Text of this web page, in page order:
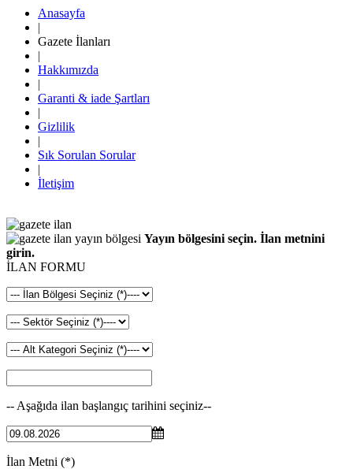
Anasayfa
|
Gazete İlanları
|
Hakkımızda
|
Garanti & iade Şartları
|
Gizlilik
|
Sık Sorulan Sorular
|
İletişim
Yayın bölgesini seçin. İlan metnini
girin.
İLAN FORMU
-- Aşağıda ilan başlangıç tarihini seçiniz--
İlan Metni (*)